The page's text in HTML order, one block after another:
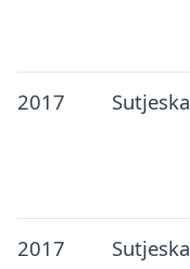
2017 Sutjeska
2017 Sutjeska